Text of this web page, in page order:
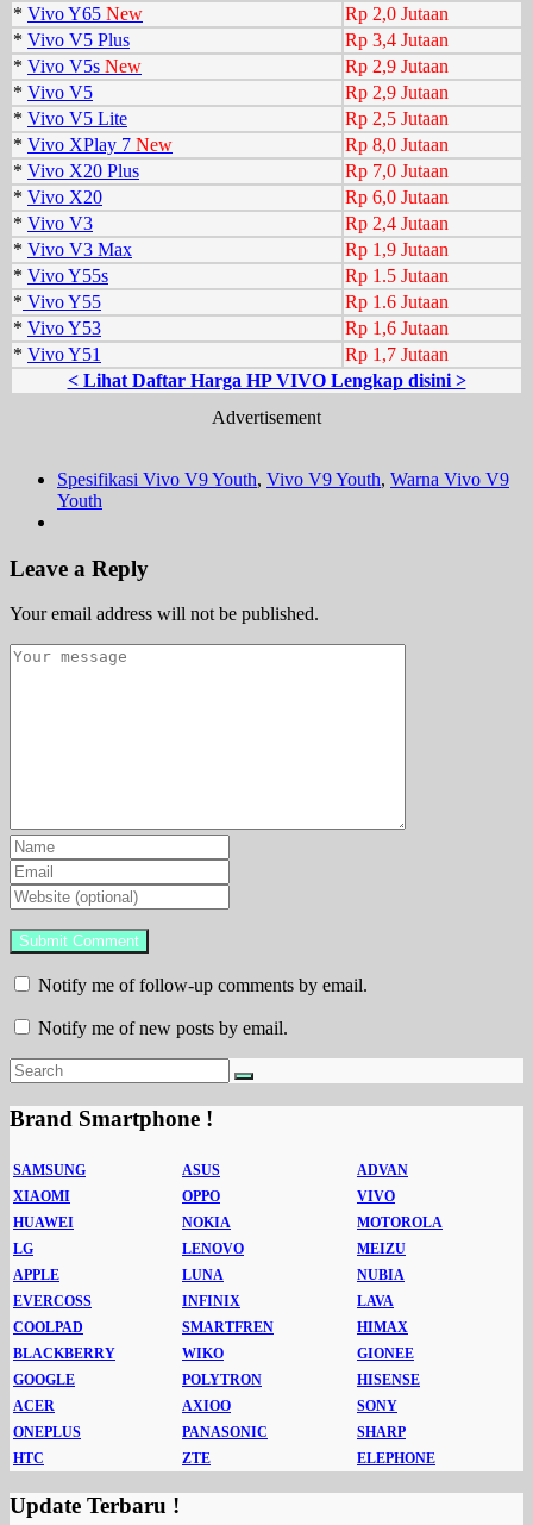
* Vivo Y65 New
Rp 2,0 Jutaan
* Vivo V5 Plus
Rp 3,4 Jutaan
* Vivo V5s New
Rp 2,9 Jutaan
* Vivo V5
Rp 2,9 Jutaan
* Vivo V5 Lite
Rp 2,5 Jutaan
* Vivo XPlay 7 New
Rp 8,0 Jutaan
* Vivo X20 Plus
Rp 7,0 Jutaan
* Vivo X20
Rp 6,0 Jutaan
* Vivo V3
Rp 2,4 Jutaan
* Vivo V3 Max
Rp 1,9 Jutaan
* Vivo Y55s
Rp 1.5 Jutaan
* Vivo Y55
Rp 1.6 Jutaan
* Vivo Y53
Rp 1,6 Jutaan
* Vivo Y51
Rp 1,7 Jutaan
< Lihat Daftar Harga HP VIVO Lengkap disini >
Advertisement
Spesifikasi Vivo V9 Youth, Vivo V9 Youth, Warna Vivo V9
Youth
Leave a Reply
Your email address will not be published.
Notify me of follow-up comments by email.
Notify me of new posts by email.
Brand Smartphone !
SAMSUNG ASUS
ADVAN
XIAOMI
OPPO
VIVO
HUAWEI
NOKIA
MOTOROLA
LG
LENOVO
MEIZU
APPLE
LUNA
NUBIA
EVERCOSS
INFINIX
LAVA
COOLPAD
SMARTFREN
HIMAX
BLACKBERRY
WIKO
GIONEE
GOOGLE
POLYTRON
HISENSE
ACER
AXIOO
SONY
ONEPLUS
PANASONIC
SHARP
HTC
ZTE ELEPHONE
Update Terbaru !